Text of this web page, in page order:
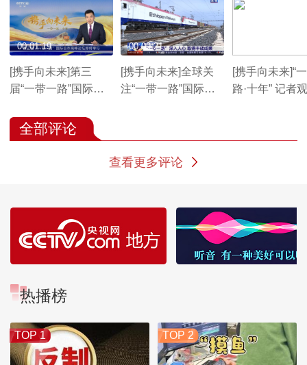
[携手向未来]第三
届“一带一路”国际合
00:01:19
[携手向未来]全球关
注“一带一路”国际合
00:09:21
[携手向未来]“
路·十年” 记者
全部评论
查看更多评论
热播榜
TOP 1 TOP 2